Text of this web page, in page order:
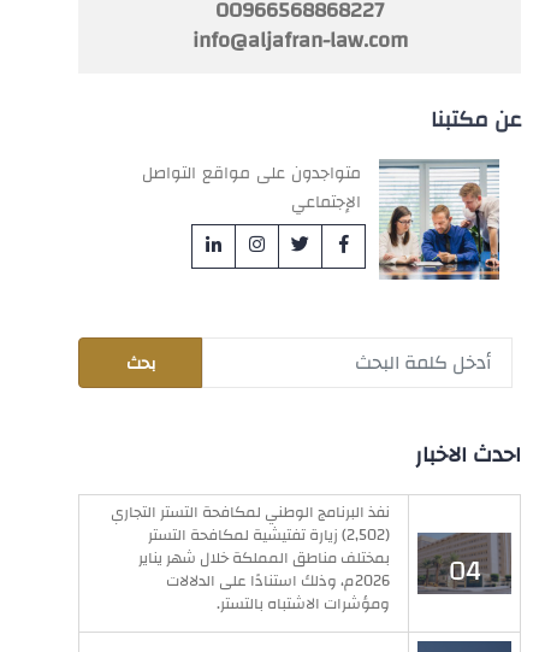
00966568868227
info@aljafran-law.com
عن مكتبنا
متواجدون على مواقع التواصل
الإجتماعي
احدث الاخبار
04
فبراير
نفذ البرنامج الوطني لمكافحة التستر التجاري
(2,502) زيارة تفتيشية لمكافحة التستر
بمختلف مناطق المملكة خلال شهر يناير
2026م، وذلك استنادًا على الدلالات
ومؤشرات الاشتباه بالتستر.